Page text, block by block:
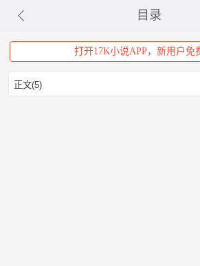
目录
打开17K小说APP，新用户免